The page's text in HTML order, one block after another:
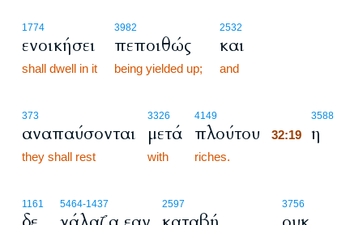
1774
ενοικήσει
shall dwell in it
3982
πεποιθώς
being yielded up;
2532
και
and
373
αναπαύσονται
they shall rest
3326
μετά
with
4149
πλούτου
riches.
3588
32:19 η
1161 5464-1437 2597 3756